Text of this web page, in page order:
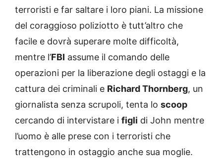
terroristi e far saltare i loro piani. La missione
del coraggioso poliziotto è tutt’altro che
facile e dovrà superare molte difficoltà,
mentre l’FBI assume il comando delle
operazioni per la liberazione degli ostaggi e la
cattura dei criminali e Richard Thornberg, un
giornalista senza scrupoli, tenta lo scoop
cercando di intervistare i figli di John mentre
l’uomo è alle prese con i terroristi che
trattengono in ostaggio anche sua moglie.